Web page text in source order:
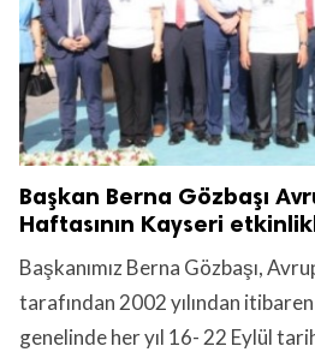
Başkan Berna Gözbaşı
Haftasının Kayseri
Başkanımız Berna Gözbaşı,
tarafından 2002 yılından
genelinde her yıl 16- 22 Eylül